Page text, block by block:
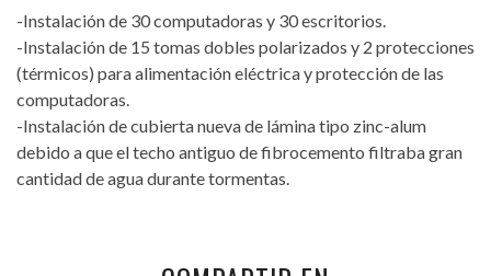
-Instalación de 30 computadoras y 30 escritorios.
-Instalación de 15 tomas dobles polarizados y 2 protecciones
(térmicos) para alimentación eléctrica y protección de las
computadoras.
-Instalación de cubierta nueva de lámina tipo zinc-alum
debido a que el techo antiguo de fibrocemento filtraba gran
cantidad de agua durante tormentas.